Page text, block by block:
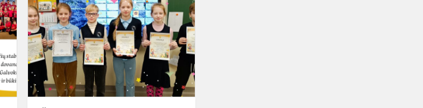
Vasario
16
-
ąja!
laisva
Lietuva